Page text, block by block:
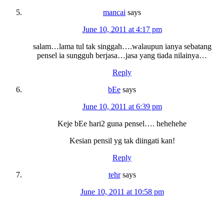
mancai says
June 10, 2011 at 4:17 pm
salam…lama tul tak singgah….walaupun ianya sebatang
pensel ia sungguh berjasa…jasa yang tiada nilainya…
Reply
bEe says
June 10, 2011 at 6:39 pm
Keje bEe hari2 guna pensel…. hehehehe
Kesian pensil yg tak diingati kan!
Reply
tehr says
June 10, 2011 at 10:58 pm